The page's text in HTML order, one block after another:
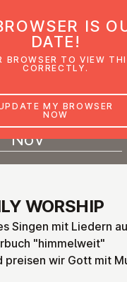
WORSHIP
Singen mit Liedern
"himmelweit"
preisen wir Gott mit
06
Nov
IS
DATE!
BROWSER TO VIEW
CORRECTLY.
MY BROWSER
NOW